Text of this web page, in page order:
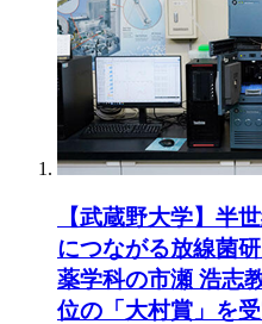
【武蔵野大学】半
につながる放線菌
薬学科の市瀬 浩志
位の「大村賞」を